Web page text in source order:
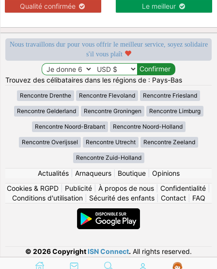
Qualité confirmée Le meilleur
Nous travaillons dur pour vous offrir le meilleur service, soyez solidaire
s'il vous plaît
Trouvez des célibataires dans les régions de : Pays-Bas
Rencontre Drenthe Rencontre Flevoland Rencontre Friesland
Rencontre Gelderland Rencontre Groningen Rencontre Limburg
Rencontre Noord-Brabant Rencontre Noord-Holland
Rencontre Overijssel Rencontre Utrecht Rencontre Zeeland
Rencontre Zuid-Holland
Actualités| Arnaqueurs| Boutique| Opinions
Cookies & RGPD
Publicité À propos de nous Confidentialité
Conditions d'utilisation| Sécurité des enfants| Contact| FAQ
© 2026 Copyright ISN Connect. All rights reserved.